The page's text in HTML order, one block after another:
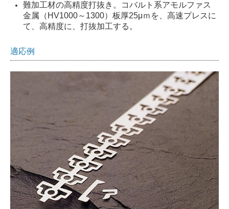
難加工材の高精度打抜き。コバルト系アモルファス
金属（HV1000～1300）板厚25μｍを、高速プレスに
て、高精度に、打抜加工する。
適応例